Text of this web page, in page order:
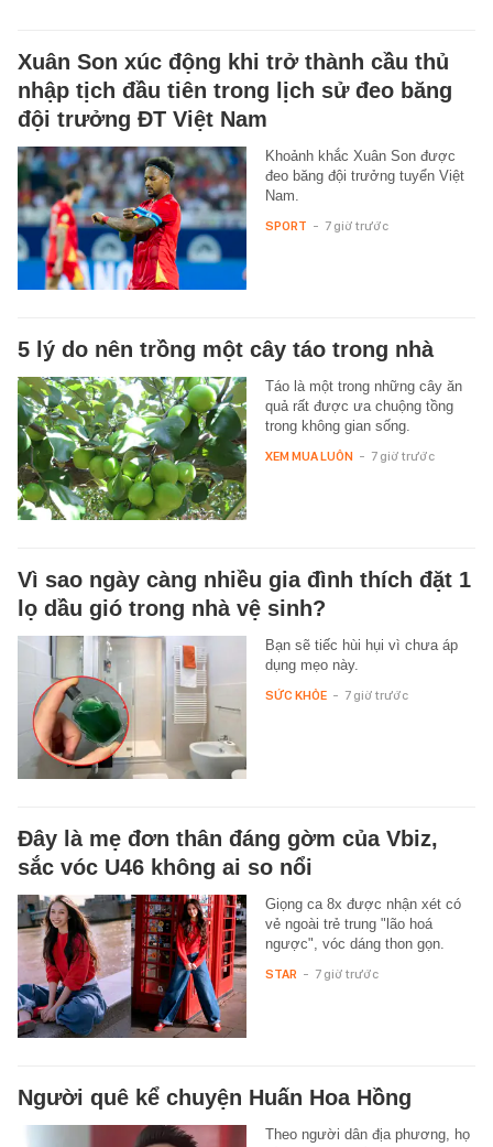
Xuân Son xúc động khi trở thành cầu thủ
nhập tịch đầu tiên trong lịch sử đeo băng
đội trưởng ĐT Việt Nam
Khoảnh khắc Xuân Son được
đeo băng đội trưởng tuyển Việt
Nam.
SPORT - 7 giờ trước
5 lý do nên trồng một cây táo trong nhà
Táo là một trong những cây ăn
quả rất được ưa chuộng tồng
trong không gian sống.
XEM MUA LUÔN - 7 giờ trước
Vì sao ngày càng nhiều gia đình thích đặt 1
lọ dầu gió trong nhà vệ sinh?
Bạn sẽ tiếc hùi hụi vì chưa áp
dụng mẹo này.
SỨC KHỎE - 7 giờ trước
Đây là mẹ đơn thân đáng gờm của Vbiz,
sắc vóc U46 không ai so nổi
Giọng ca 8x được nhận xét có
vẻ ngoài trẻ trung "lão hoá
ngược", vóc dáng thon gọn.
STAR - 7 giờ trước
Người quê kể chuyện Huấn Hoa Hồng
Theo người dân địa phương, họ